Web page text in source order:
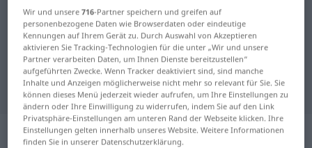
Deutsch-Serbisch Übersetzung für
"Gewebe"
"Gewebe" Serbisch Übersetzung
„Gewebe“: sächlich, neutral
Wir und unsere716-Partner speichern und greifen auf
personenbezogene Daten wie Browserdaten oder eindeutige
Kennungen auf Ihrem Gerät zu. Durch Auswahl von Akzeptieren
aktivieren Sie Tracking-Technologien für die unter „Wir und unsere
Partner verarbeiten Daten, um Ihnen Dienste bereitzustellen“
aufgeführten Zwecke. Wenn Tracker deaktiviert sind, sind manche
Inhalte und Anzeigen möglicherweise nicht mehr so relevant für Sie. Sie
können dieses Menü jederzeit wieder aufrufen, um Ihre Einstellungen zu
ändern oder Ihre Einwilligung zu widerrufen, indem Sie auf den Link
Privatsphäre-Einstellungen am unteren Rand der Webseite klicken. Ihre
Einstellungen gelten innerhalb unseres Website. Weitere Informationen
finden Sie in unserer Datenschutzerklärung.